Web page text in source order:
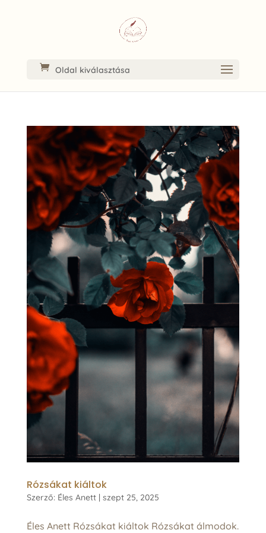
Oldal kiválasztása
Rózsákat kiáltok
Szerző: Éles Anett| szept 25, 2025
Éles Anett Rózsákat kiáltok Rózsákat álmodok.